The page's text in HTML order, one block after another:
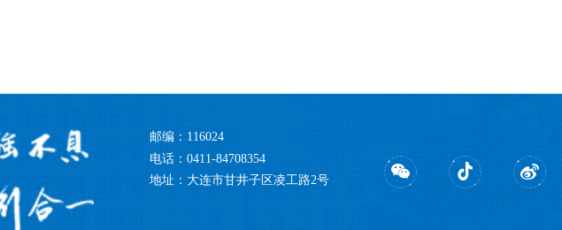
邮编：116024
电话：0411-84708354
地址：大连市甘井子区凌工路2号